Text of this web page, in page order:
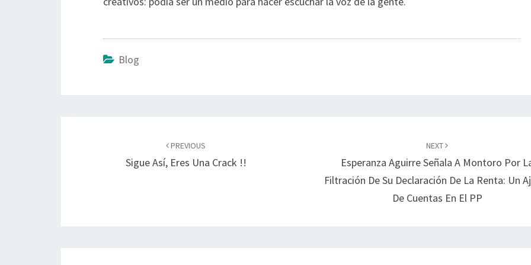
Blog
PREVIOUS
Sigue Así, Eres Una Crack !!
NEXT
Esperanza Aguirre Señala A Montoro Por
Filtración De Su Declaración De La Renta: Un
De Cuentas En El PP